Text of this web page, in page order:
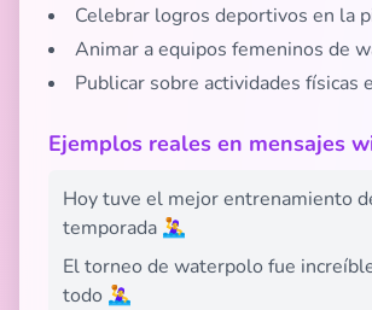
Celebrar logros deportivos en la
Animar a equipos femeninos de
Publicar sobre actividades físicas
Ejemplos reales en mensajes
Hoy tuve el mejor entrenamiento
temporada 🤽‍♀️
El torneo de waterpolo fue
todo 🤽‍♀️